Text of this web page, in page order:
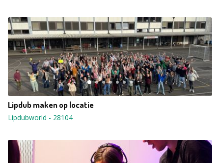
Lipdub maken op locatie
Lipdubworld - 28104